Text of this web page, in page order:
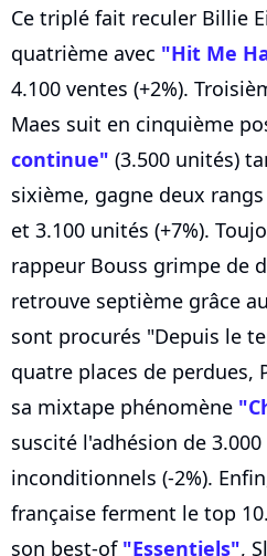
Ce triplé fait reculer Billie
quatrième avec "Hit Me
4.100 ventes (+2%).
Maes suit en cinquième
continue" (3.500 unités)
sixième, gagne deux rangs
et 3.100 unités (+7%).
rappeur Bouss grimpe de
retrouve septième grâce
sont procurés "Depuis le
quatre places de perdues,
sa mixtape phénomène
suscité l'adhésion de
inconditionnels (-2%).
française ferment le top
son best-of "Essentiels",